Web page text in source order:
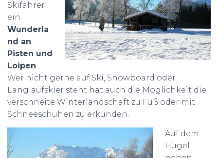
Skifahrer
ein
Wunderla
nd an
Pisten und
Loipen.
Wer nicht gerne auf Ski, Snowboard oder
Langlaufskier steht hat auch die Möglichkeit die
verschneite Winterlandschaft zu Fuß oder mit
Schneeschuhen zu erkunden.
Auf dem
Hügel